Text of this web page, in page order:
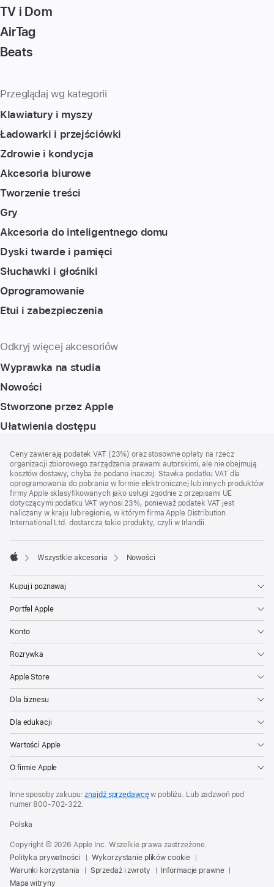
TV i Dom
AirTag
Beats
Przeglądaj wg kategorii
Klawiatury i myszy
Ładowarki i przejściówki
Zdrowie i kondycja
Akcesoria biurowe
Tworzenie treści
Gry
Akcesoria do inteligentnego domu
Dyski twarde i pamięci
Słuchawki i głośniki
Oprogramowanie
Etui i zabezpieczenia
Odkryj więcej akcesoriów
Wyprawka na studia
Nowości
Stworzone przez Apple
Ułatwienia dostępu
Ceny zawierają podatek VAT (23%) oraz stosowne opłaty na rzecz
organizacji zbiorowego zarządzania prawami autorskimi, ale nie obejmują
kosztów dostawy, chyba że podano inaczej. Stawka podatku VAT dla
oprogramowania do pobrania w formie elektronicznej lub innych produktów
firmy Apple sklasyfikowanych jako usługi zgodnie z przepisami UE
dotyczącymi podatku VAT wynosi 23%, ponieważ podatek VAT jest
naliczany w kraju lub regionie, w którym firma Apple Distribution
International Ltd. dostarcza takie produkty, czyli w Irlandii.
Wszystkie akcesoria Nowości
Kupuj i poznawaj
Portfel Apple
Konto
Rozrywka
Apple Store
Dla biznesu
Dla edukacji
Wartości Apple
O firmie Apple
Inne sposoby zakupu:znajdź sprzedawcęw pobliżu. Lub zadzwoń pod
numer800‑702‑322.
Polska
Copyright © 2026 Apple Inc. Wszelkie prawa zastrzeżone.
Polityka prywatności
Wykorzystanie plików cookie
Warunki korzystania
Sprzedaż i zwroty
Informacje prawne
Mapa witryny